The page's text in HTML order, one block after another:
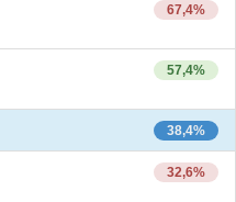
67,4%
57,4%
38,4%
32,6%